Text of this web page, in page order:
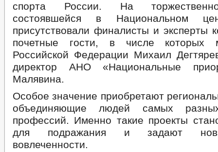
спорта России. На
состоявшейся в Национальном
присутствовали финалисты и эксперты
почетные гости, в числе которых
Российской Федерации Михаил
директор АНО «Национальные
Малявина.
Особое значение приобретают
объединяющие людей самых
профессий. Именно такие проекты
для подражания и задают
вовлеченности.